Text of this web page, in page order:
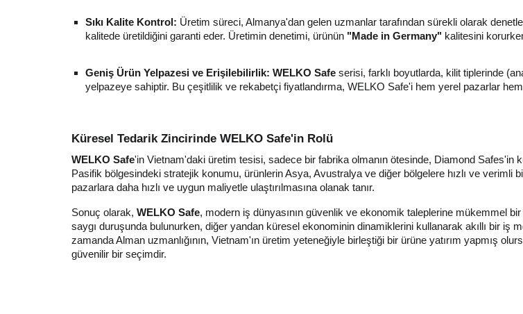
Sıkı Kalite Kontrol: Üretim süreci, Almanya'dan gelen uzmanlar tarafından sürekli olarak
kalitede üretildiğini garanti eder. Üretimin denetimi, ürünün "Made in Germany" kalitesini
Geniş Ürün Yelpazesi ve Erişilebilirlik: WELKO Safeserisi, farklı boyutlarda, kilit tiplerinde
yelpazeye sahiptir. Bu çeşitlilik ve rekabetçi fiyatlandırma, WELKO Safe'i hem yerel pazarlar
Küresel Tedarik Zincirinde WELKO Safe'in Rolü
WELKO Safe'in Vietnam'daki üretim tesisi, sadece bir fabrika olmanın ötesinde, Diamond Safes'in
Pasifik bölgesindeki stratejik konumu, ürünlerin Asya, Avustralya ve diğer bölgelere hızlı ve
pazarlara daha hızlı ve uygun maliyetle ulaştırılmasına olanak tanır.
Sonuç olarak, WELKO Safe, modern iş dünyasının güvenlik ve ekonomik taleplerine mükemmel
saygı duruşunda bulunurken, diğer yandan küresel ekonominin dinamiklerini kullanarak akıllı bir iş
zamanda Alman uzmanlığının, Vietnam'ın üretim yeteneğiyle birleştiği bir ürüne yatırım yapmış
güvenilir bir seçimdir.